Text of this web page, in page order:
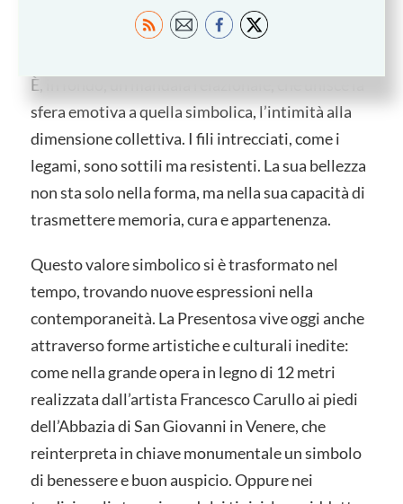
e familiare: un universo di legami, protezione e
È, in fondo, un mandala relazionale, che unisce la
sfera emotiva a quella simbolica, l’intimità alla
dimensione collettiva. I fili intrecciati, come i
legami, sono sottili ma resistenti. La sua bellezza
non sta solo nella forma, ma nella sua capacità di
trasmettere memoria, cura e appartenenza.
Questo valore simbolico si è trasformato nel
tempo, trovando nuove espressioni nella
contemporaneità. La Presentosa vive oggi anche
attraverso forme artistiche e culturali inedite:
come nella grande opera in legno di 12 metri
realizzata dall’artista Francesco Carullo ai piedi
dell’Abbazia di San Giovanni in Venere, che
reinterpreta in chiave monumentale un simbolo
di benessere e buon auspicio. Oppure nei